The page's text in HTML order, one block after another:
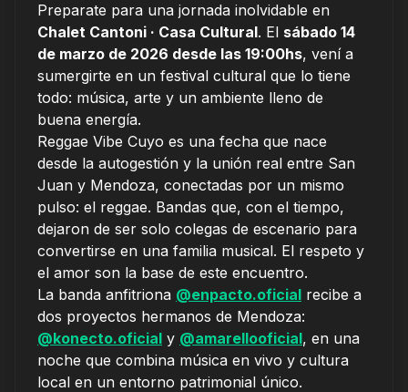
Preparate para una jornada inolvidable en
Chalet Cantoni · Casa Cultural. El sábado 14
de marzo de 2026 desde las 19:00hs, vení a
sumergirte en un festival cultural que lo tiene
todo: música, arte y un ambiente lleno de
buena energía.
Reggae Vibe Cuyo es una fecha que nace
desde la autogestión y la unión real entre San
Juan y Mendoza, conectadas por un mismo
pulso: el reggae. Bandas que, con el tiempo,
dejaron de ser solo colegas de escenario para
convertirse en una familia musical. El respeto y
el amor son la base de este encuentro.
La banda anfitriona @enpacto.oficial recibe a
dos proyectos hermanos de Mendoza:
@konecto.oficial y @amarellooficial, en una
noche que combina música en vivo y cultura
local en un entorno patrimonial único.